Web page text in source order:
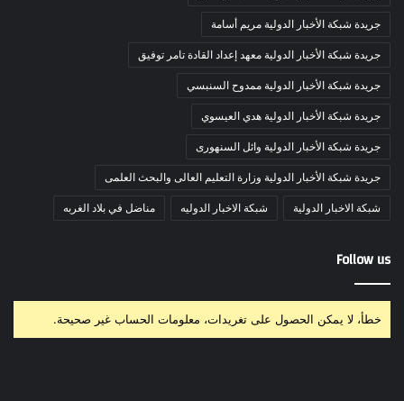
جريدة شبكة الأخبار الدولية مريم أسامة
جريدة شبكة الأخبار الدولية معهد إعداد القادة تامر توفيق
جريدة شبكة الأخبار الدولية ممدوح السنبسي
جريدة شبكة الأخبار الدولية هدي العيسوي
جريدة شبكة الأخبار الدولية وائل السنهورى
جريدة شبكة الأخبار الدولية وزارة التعليم العالى والبحث العلمى
شبكة الاخبار الدولية شبكة الاخبار الدوليه مناضل في بلاد الغربه
Follow us
خطأ، لا يمكن الحصول على تغريدات، معلومات الحساب غير صحيحة.